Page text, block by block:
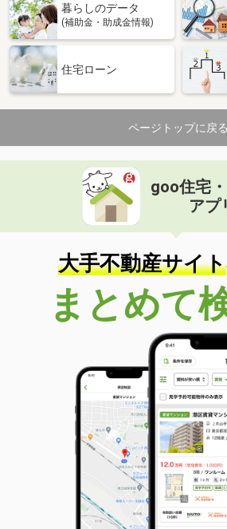
間取り
岩手県奥州市水沢字桜屋敷
住 所
岩手県奥州市水
専有面積 35m²
間取り
2K
岩手県一関市山目字泥田
価 格
住 所
岩手県一関市山
専有面積 50.53m²
間取り
1LDK
岩手県一関市山目字泥田
価 格
5.40万円
岩手県一関市山
51.12m²
間取り
1LDK
岩手県北上市村崎野１５地割
価 格
5.90万円
住 所
岩手県北上市村
専有面積 40.75m²
間取り
1LDK
暮らしのデータ
(補助金・助成金情報)
住宅ローン
ページトップに戻る
goo住宅
アプ
大手不動産サイト
まとめて